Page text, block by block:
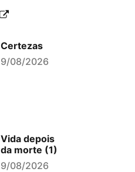
Certezas
9/08/2026
Vida depois
da morte (1)
9/08/2026